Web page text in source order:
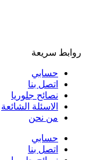
روابط سريعة
حسابي
اتصل بنا
نصائح جلوريا
الاسئلة الشائعة
من نحن
حسابي
اتصل بنا